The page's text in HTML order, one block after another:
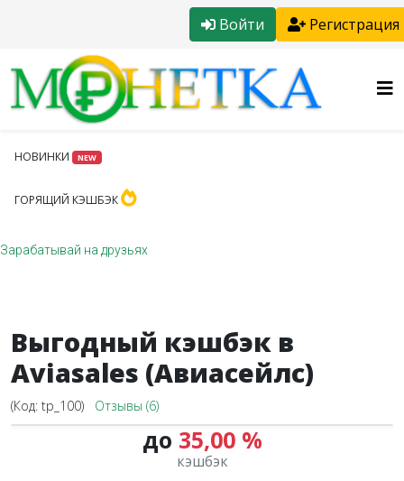
Войти Регистрация
НОВИНКИ NEW
ГОРЯЩИЙ КЭШБЭК
Зарабатывай на друзьях
Выгодный кэшбэк в
Aviasales (Авиасейлс)
(Код: tp_100) Отзывы (6)
до 35,00 %
кэшбэк